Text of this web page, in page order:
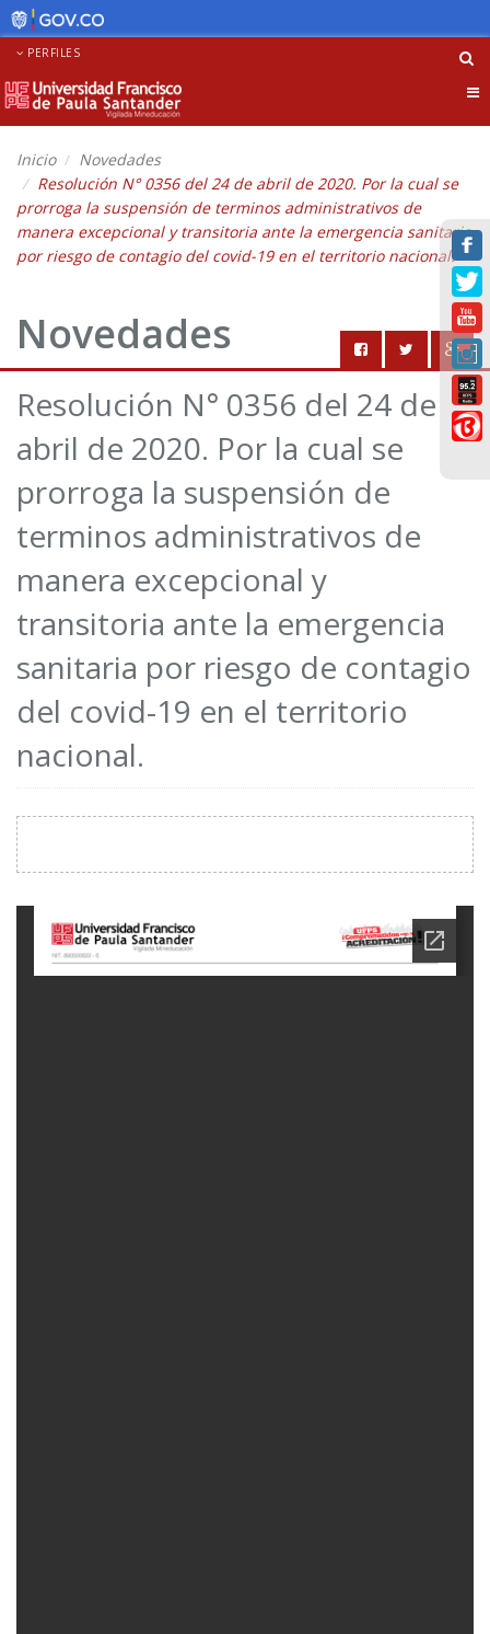
PERFILES
Inicio
Novedades
Resolución N° 0356 del 24 de abril de 2020. Por la cual se
prorroga la suspensión de terminos administrativos de
manera excepcional y transitoria ante la emergencia sanitaria
por riesgo de contagio del covid-19 en el territorio nacional.
Novedades
Resolución N° 0356 del 24 de
abril de 2020. Por la cual se
prorroga la suspensión de
terminos administrativos de
manera excepcional y
transitoria ante la emergencia
sanitaria por riesgo de contagio
del covid-19 en el territorio
nacional.